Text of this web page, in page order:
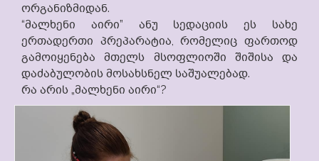
ორგანიზმიდან.
“მალხენი აირი” ანუ სედაციის ეს სახე
ერთადერთი პრეპარატია, რომელიც ფართოდ
გამოიყენება მთელს მსოფლიოში შიშისა და
დაძაბულობის მოსახსნელ საშუალებად.
რა არის „მალხენი აირი“?